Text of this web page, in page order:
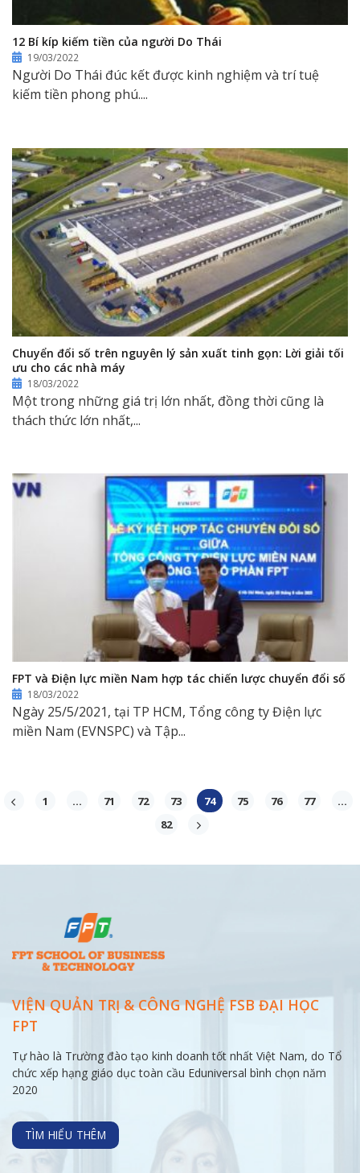
12 Bí kíp kiếm tiền của người Do Thái
19/03/2022
Người Do Thái đúc kết được kinh nghiệm và trí tuệ
kiếm tiền phong phú....
Chuyển đổi số trên nguyên lý sản xuất tinh gọn: Lời giải tối
ưu cho các nhà máy
18/03/2022
Một trong những giá trị lớn nhất, đồng thời cũng là
thách thức lớn nhất,...
FPT và Điện lực miền Nam hợp tác chiến lược chuyển đổi số
18/03/2022
Ngày 25/5/2021, tại TP HCM, Tổng công ty Điện lực
miền Nam (EVNSPC) và Tập...
1 … 71 72 73 74 75 76 77
…
82
VIỆN QUẢN TRỊ & CÔNG NGHỆ FSB ĐẠI HỌC
FPT
Tự hào là Trường đào tạo kinh doanh tốt nhất Việt Nam, do Tổ
chức xếp hạng giáo dục toàn cầu Eduniversal bình chọn năm
2020
TÌM HIỂU THÊM